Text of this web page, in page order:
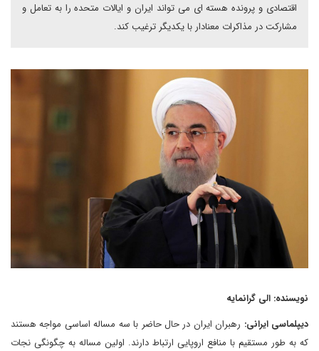
اقتصادی و پرونده هسته ای می تواند ایران و ایالات متحده را به تعامل و
مشارکت در مذاکرات معنادار با یکدیگر ترغیب کند.
نویسنده: الی گرانمایه
دیپلماسی ایرانی: رهبران ایران در حال حاضر با سه مساله اساسی مواجه هستند
که به طور مستقیم با منافع اروپایی ارتباط دارند. اولین مساله به چگونگی نجات